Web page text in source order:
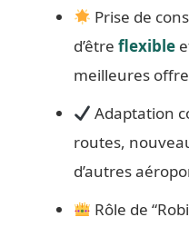
Prise de
d’être flexible
meilleures
Adaptation
routes,
d’autres
Rôle de